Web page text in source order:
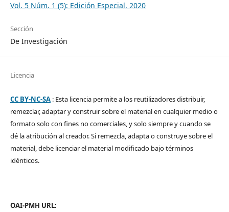
Vol. 5 Núm. 1 (5): Edición Especial. 2020
Sección
De Investigación
Licencia
CC BY-NC-SA: Esta licencia permite a los reutilizadores distribuir,
remezclar, adaptar y construir sobre el material en cualquier medio o
formato solo con fines no comerciales, y solo siempre y cuando se
dé la atribución al creador. Si remezcla, adapta o construye sobre el
material, debe licenciar el material modificado bajo términos
idénticos.
OAI-PMH URL: